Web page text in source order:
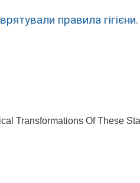
врятували правила гігієни.